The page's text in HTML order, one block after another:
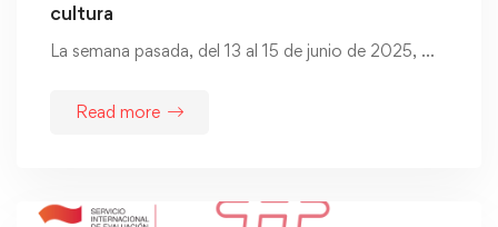
cultura
La semana pasada, del 13 al 15 de junio de 2025, …
Read more